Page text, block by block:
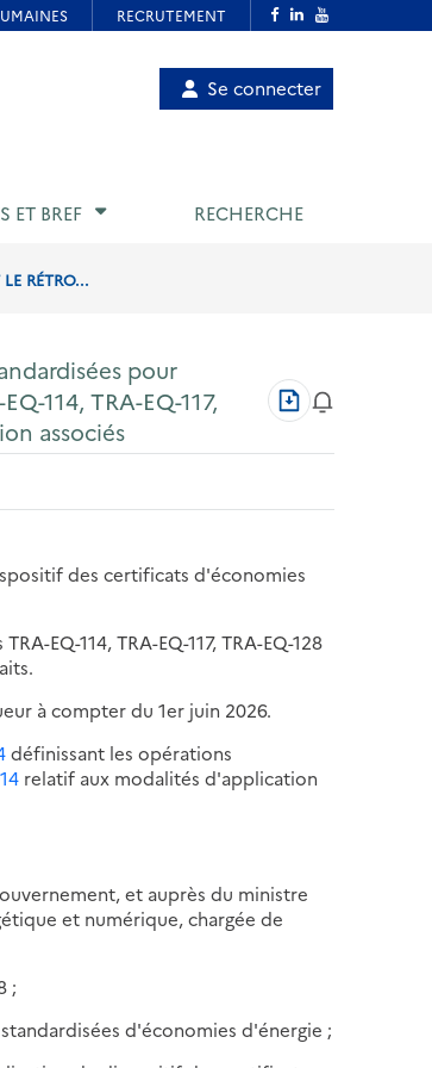
Menu
utilisateur
Se connecter
ET BREF RECHERCHE
RÉTRO...
pour
114, TRA-EQ-117,
associés
Télécharger
au
des certificats d'économies
EQ-114, TRA-EQ-117, TRA-EQ-128
à compter du 1er juin 2026.
définissant les opérations
relatif aux modalités d'application
et auprès du ministre
et numérique, chargée de
;
d'économies d'énergie ;